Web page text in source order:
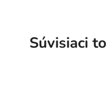
Súvisiaci